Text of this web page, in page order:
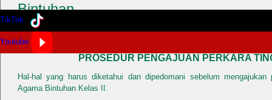
TikTok
Youtube
Bintuhan
Published: Thursday, 21 February 2019 03:26
PROSEDUR PENGAJUAN PERKARA
Hal-hal yang harus diketahui dan dipedomani sebelum
Agama Bintuhan Kelas II.